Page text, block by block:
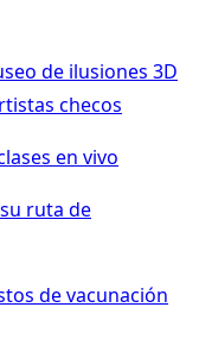
de ilusiones 3D
checos
en vivo
ruta de
de vacunación